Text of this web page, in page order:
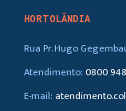
HORTOLÂNDIA
Rua Pr. Hugo
Atendimento:0800
E-mail: